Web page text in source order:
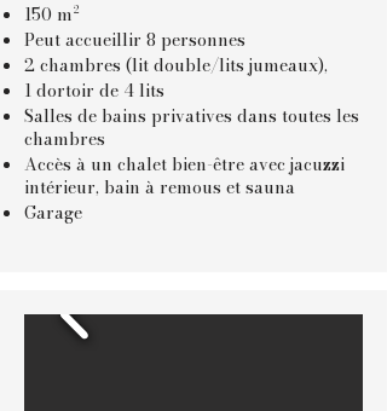
150 m²
Peut accueillir 8 personnes
2 chambres (lit double/lits jumeaux),
1 dortoir de 4 lits
Salles de bains privatives dans toutes les
chambres
Accès à un chalet bien-être avec jacuzzi
intérieur, bain à remous et sauna
Garage